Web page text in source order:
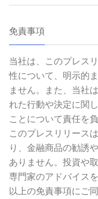
免責事項
当社は、このプレス
性について、明示的
ません。また、当社
れた行動や決定に関
ことについて責任を
このプレスリリース
り、金融商品の勧誘
ありません。投資や
専門家のアドバイス
以上の免責事項にご